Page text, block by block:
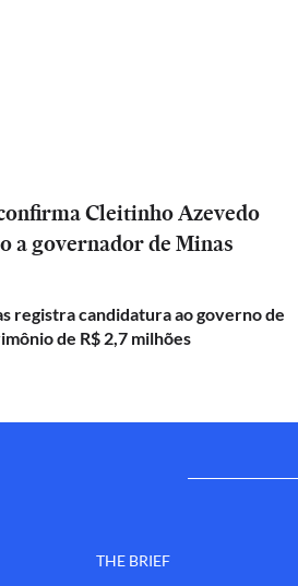
Cleitinho Azevedo
a governador de Minas
registra candidatura ao governo de
de R$ 2,7 milhões
THE BRIEF